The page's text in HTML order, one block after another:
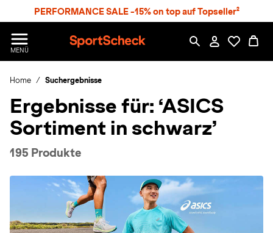
PERFORMANCE SALE -15% on top auf Topseller²
MENÜ
p
r
S
h
c
Home Suchergebnisse
Ergebnisse für: ‘ASICS
Sortiment in schwarz’
195 Produkte